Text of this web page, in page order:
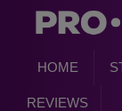
HOME
REVIEWS